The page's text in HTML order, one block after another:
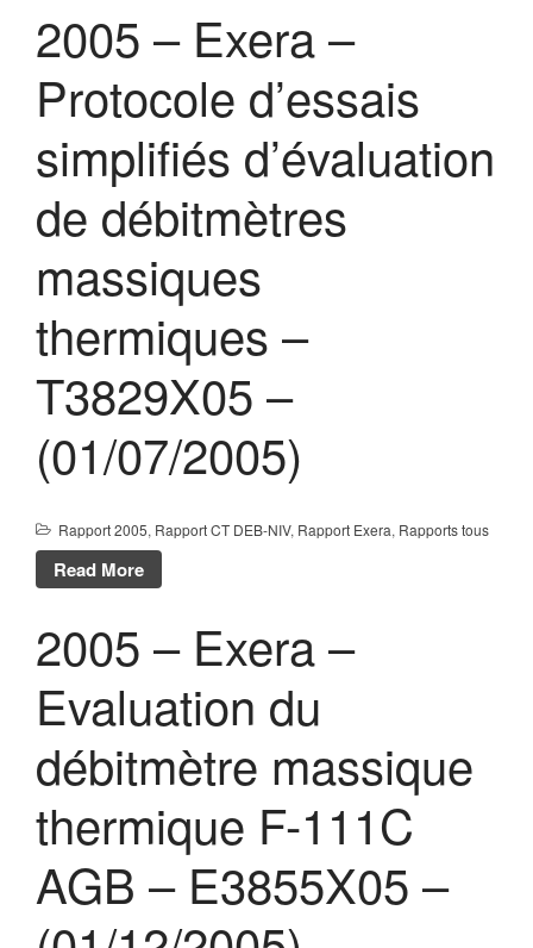
2005 – Exera –
Protocole d’essais
simplifiés d’évaluation
de débitmètres
massiques
thermiques –
T3829X05 –
(01/07/2005)
Rapport 2005, Rapport CT DEB-NIV, Rapport Exera, Rapports tous
Read More
2005 – Exera –
Evaluation du
débitmètre massique
thermique F-111C
AGB – E3855X05 –